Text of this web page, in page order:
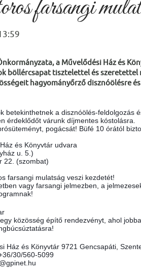
farsangi
a Művelődési Ház és
böllércsapat tisztelettel és szeretettel
hagyományőrző disznóölésre
betekinthetnek a disznóölés-feldolgozás
érdeklődőt várunk díjmentes kóstolásra.
pogácsát! Büfé 10 órától
és Könyvtár udvara
u. 5.)
22. (szombat)
farsangi mulatság veszi kezdetét!
vagy farsangi jelmezben, a
közösség építő rendezvényt, ahol
Ház és Könyvtár 9721 Gencsapáti,
30/560-5099